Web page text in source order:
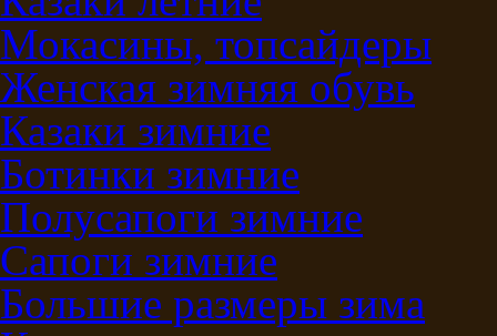
Мокасины, топсайдеры
Женская зимняя обувь
Казаки зимние
Ботинки зимние
Полусапоги зимние
Сапоги зимние
Большие размеры зима